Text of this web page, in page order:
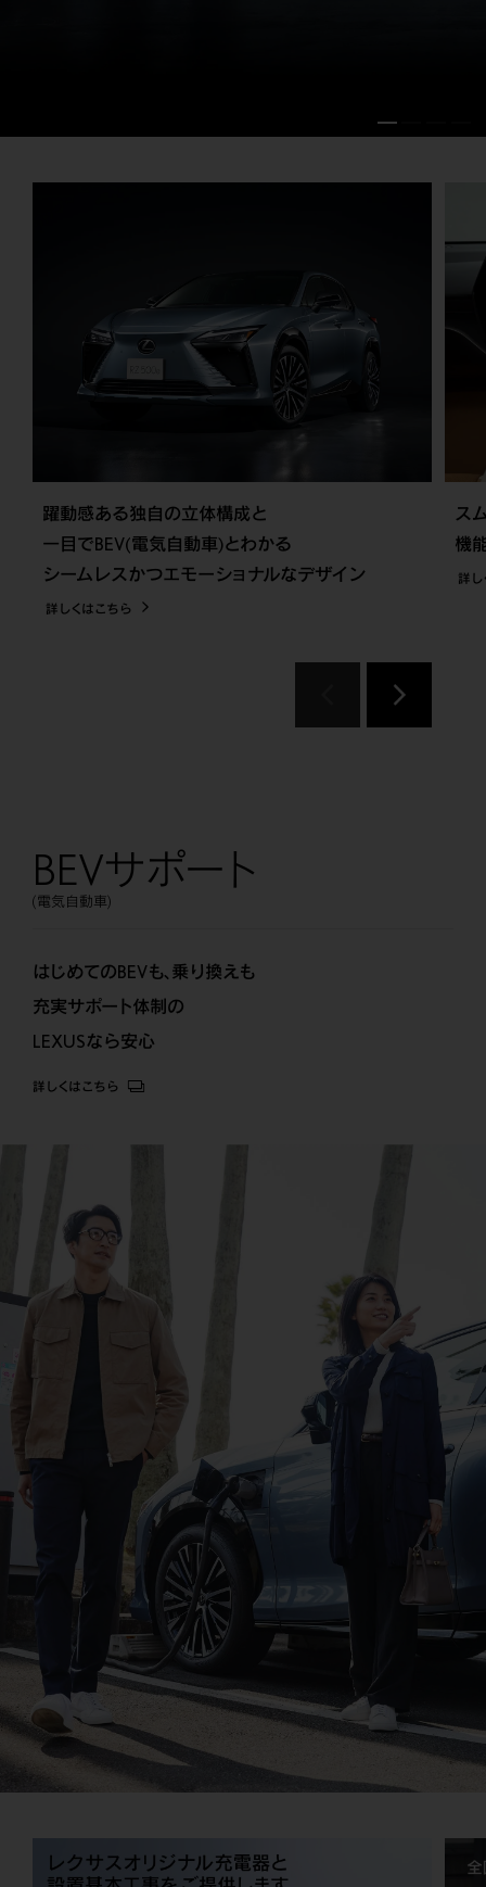
躍動感ある独自の立体構成と
一目でBEV(電気自動車)とわかる
シームレスかつエモーショナルなデザイン
詳しくはこちら
ス
機
詳
BEVサポート
(電気自動車)
はじめてのBEVも、乗り換えも
充実サポート体制の
LEXUSなら安心
詳しくはこちら